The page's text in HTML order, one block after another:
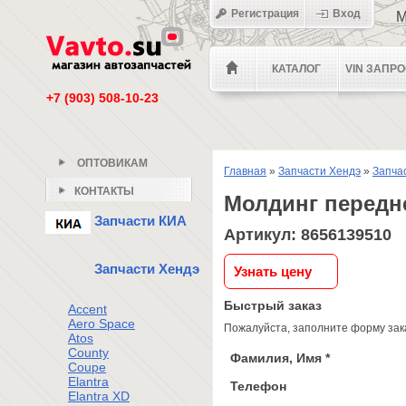
+7 (903) 508-10-23
КАТАЛОГ VIN
Регистрация Вход
Главная » Запчасти Хендэ »
Молдинг
Артикул: 8656139510
Узнать цену
Быстрый заказ
Пожалуйста, заполните форму
Фамилия, Имя *
Телефон
ОПТОВИКАМ
КОНТАКТЫ
Запчасти КИА
Запчасти Хендэ
Accent
Aero Space
Atos
County
Coupe
Elantra
Elantra XD